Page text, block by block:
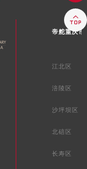
帝舵重庆市
江北区
涪陵区
沙坪坝区
北碚区
长寿区
